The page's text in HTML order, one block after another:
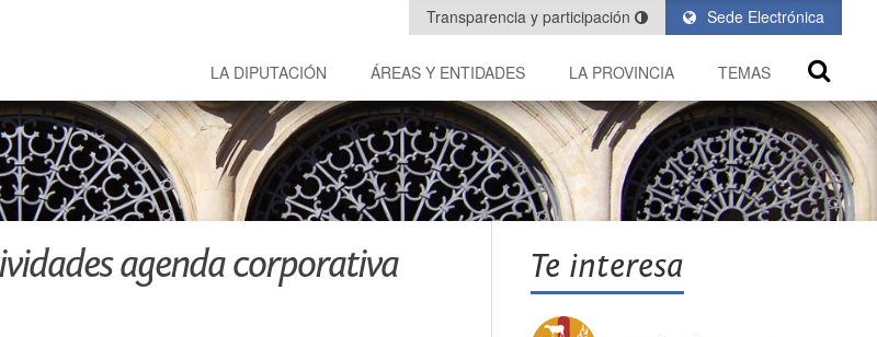
Sede Electrónica
Transparencia y participación
LA DIPUTACIÓN ÁREAS Y ENTIDADES LA PROVINCIA TEMAS
agenda corporativa Te interesa